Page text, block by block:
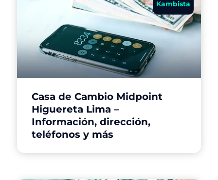
Kambista
Casa de Cambio Midpoint
Higuereta Lima –
Información, dirección,
teléfonos y más